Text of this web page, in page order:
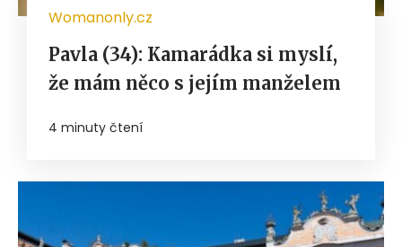
Womanonly.cz
Pavla (34): Kamarádka si myslí,
že mám něco s jejím manželem
4 minuty čtení